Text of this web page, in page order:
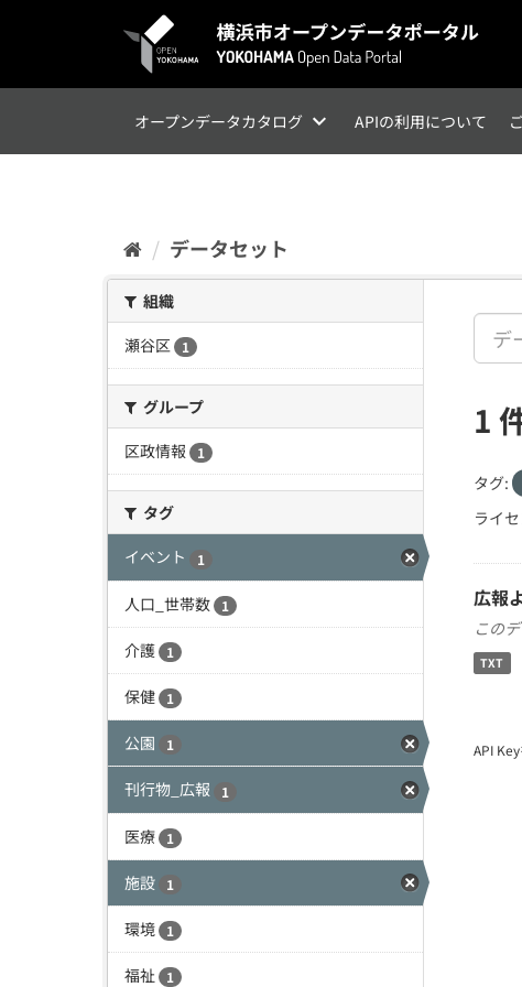
オープンデータカタログ APIの利用について
データセット
組織
瀬谷区
1
グループ
区政情報
1
タグ
イベント
1
人口_世帯数 1
介護 1
保健 1
公園 1
刊行物_広報 1
医療 1
施設 1
環境 1
福祉 1
1
タグ:
ライ
広報
この
TXT
API